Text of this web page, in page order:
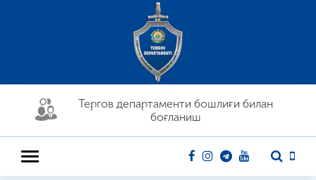
Тергов департaменти бошлиғи билан
боғланиш